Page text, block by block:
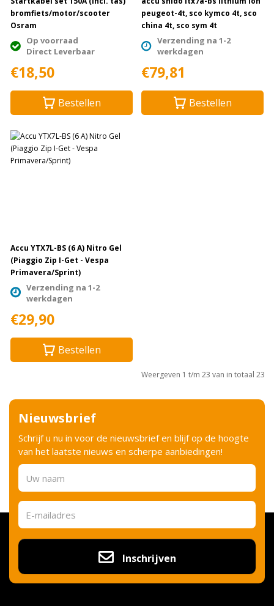
bromfiets/motor/scooter
Osram
Op voorraad
Direct Leverbaar
€18,50
Bestellen
peugeot-4t, sco kymco 4t, sco
china 4t, sco sym 4t
Verzending na 1-2
werkdagen
€79,81
Bestellen
Accu YTX7L-BS (6 A) Nitro Gel
(Piaggio Zip I-Get - Vespa
Primavera/Sprint)
Verzending na 1-2
werkdagen
€29,90
Bestellen
Weergeven 1 t/m 23 van in totaal 23
Nieuwsbrief
Schrijf u nu in voor de nieuwsbrief en blijf op de hoogte
van het laatste nieuws en scherpe aanbiedingen!
Inschrijven